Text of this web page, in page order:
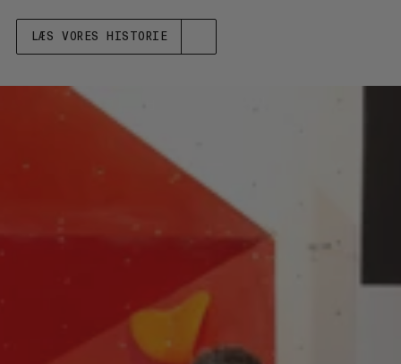
LÆS VORES HISTORIE